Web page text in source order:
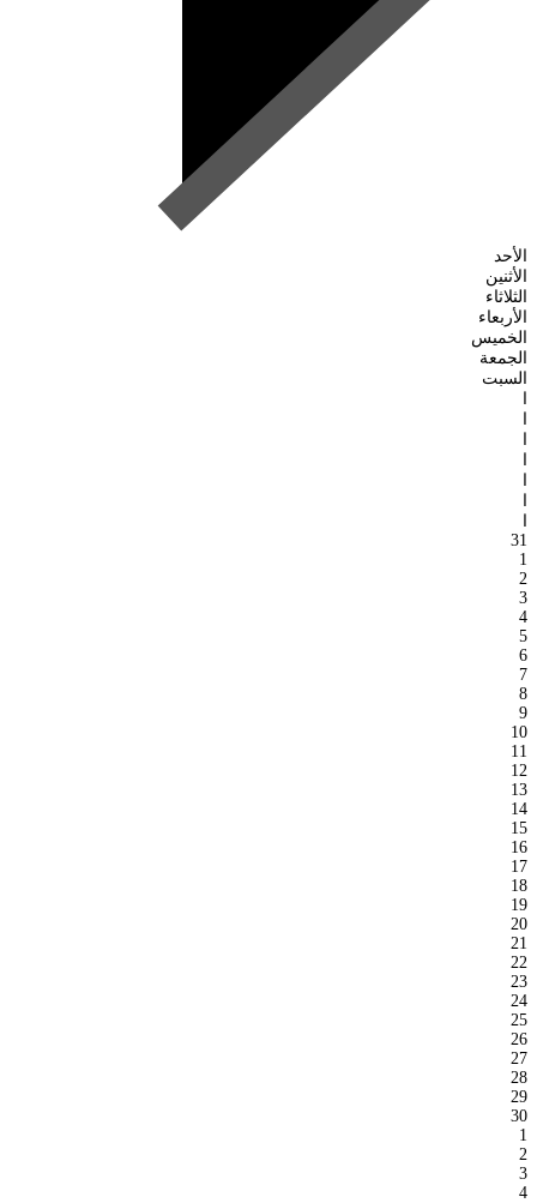
الأحد
الأثنين
الثلاثاء
الأربعاء
الخميس
الجمعة
السبت
ا
ا
ا
ا
ا
ا
ا
31
1
2
3
4
5
6
7
8
9
10
11
12
13
14
15
16
17
18
19
20
21
22
23
24
25
26
27
28
29
30
1
2
3
4